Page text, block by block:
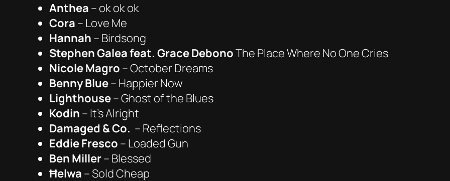
Anthea – ok ok ok
Cora – Love Me
Hannah – Birdsong
Stephen Galea feat. Grace DebonoThe Place Where No One Cries
Nicole Magro – October Dreams
Benny Blue– Happier Now
Lighthouse– Ghost of the Blues
Kodin – It’s Alright
Damaged & Co. – Reflections
Eddie Fresco – Loaded Gun
Ben Miller– Blessed
Ħelwa – Sold Cheap